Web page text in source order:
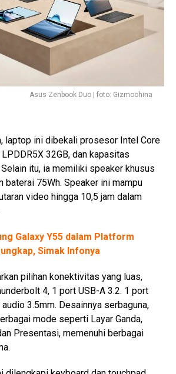
Asus Zenbook Duo | foto: Gizmochina
laptop ini dibekali prosesor Intel Core
32GB, dan kapasitas
itu, ia memiliki speaker khusus
baterai 75Wh. Speaker ini mampu
video hingga 10,5 jam dalam
Galaxy Y55 dalam Platform
Simak Infonya
pilihan konektivitas yang luas,
4, 1 port USB-A 3.2. 1 port
3.5mm. Desainnya serbaguna,
mode seperti Layar Ganda,
Presentasi, memenuhi berbagai